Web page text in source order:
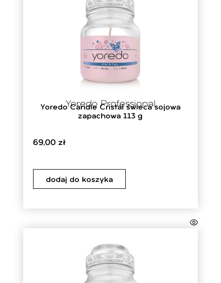
Yoredo Professional
Yoredo Candle Cristal świeca sojowa
zapachowa 113 g
69,00 zł
dodaj do koszyka